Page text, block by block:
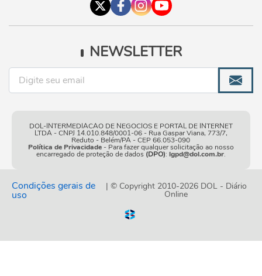
NEWSLETTER
DOL-INTERMEDIACAO DE NEGOCIOS E PORTAL DE INTERNET
LTDA - CNPJ 14.010.848/0001-06 - Rua Gaspar Viana, 773/7,
Reduto - Belém/PA - CEP 66.053-090
Política de Privacidade- Para fazer qualquer solicitação ao nosso
encarregado de proteção de dados (DPO): lgpd@dol.com.br.
Condições gerais de
uso
| © Copyright 2010-2026 DOL - Diário
Online